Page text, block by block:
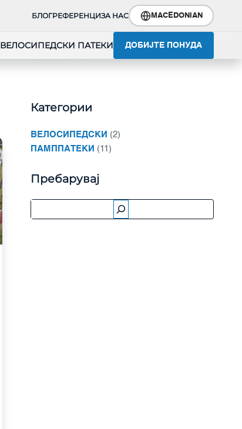
БЛОГРЕФЕРЕНЦИЗА НАС MACEDONIAN
ВЕЛОСИПЕДСКИ ПАТЕКИ ДОБИЈТЕ ПОНУДА
Категории
ВЕЛОСИПЕДСКИ (2)
ПАМППАТЕКИ (11)
Пребарувај